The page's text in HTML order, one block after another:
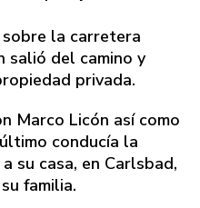
la carretera
salió del camino y
privada.
Marco Licón así como
conducía la
su casa, en Carlsbad,
familia.